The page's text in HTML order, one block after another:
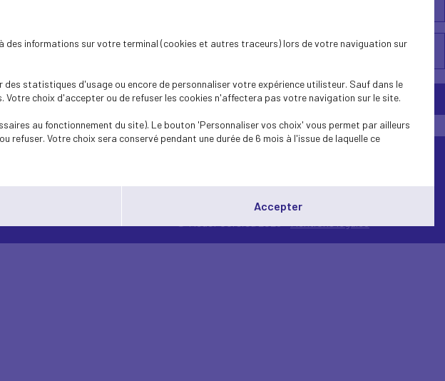
des informations sur votre terminal (cookies et autres traceurs) lors de votre naviguation sur
statistiques d'usage ou encore de personnaliser votre expérience utilisteur. Sauf dans le
choix d'accepter ou de refuser les cookies n'affectera pas votre navigation sur le site.
au fonctionnement du site). Le bouton 'Personnaliser vos choix' vous permet par ailleurs
Votre choix sera conservé pendant une durée de 6 mois à l'issue de laquelle ce
Accepter